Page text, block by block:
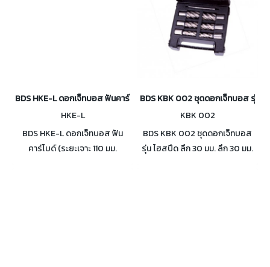
BDS HKE-L ดอกเจ็ทบอส ฟันคาร์ไบด์ (ระยะเจาะ 110 มม. GERMANY)
HKE-L
BDS HKE-L ดอกเจ็ทบอส ฟัน
คาร์ไบด์ (ระยะเจาะ 110 มม.
BDS KBK 002 ชุดดอกเจ็ทบอส รุ่น
KBK 002
BDS KBK 002 ชุดดอกเจ็ทบอส
รุ่น ไฮสปีด ลึก 30 มม. ลึก 30 มม.